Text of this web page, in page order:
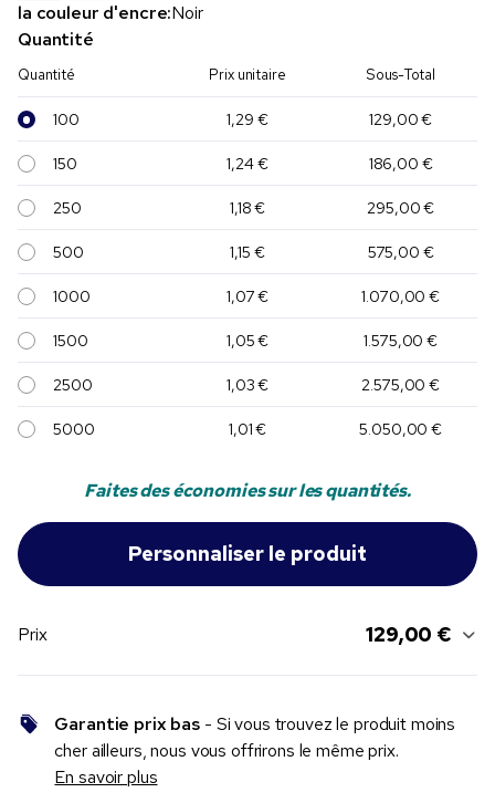
la couleur d'encre:Noir
Quantité
Quantité Prix unitaire Sous-Total
100 1,29 € 129,00 €
150 1,24 € 186,00 €
250 1,18 € 295,00 €
500 1,15 € 575,00 €
1000 1,07 € 1.070,00 €
1500 1,05 € 1.575,00 €
2500 1,03 € 2.575,00 €
5000 1,01 € 5.050,00 €
Faites des économies sur les quantités.
Prix 129,00 €
Garantie prix bas - Si vous trouvez le produit moins
cher ailleurs, nous vous offrirons le même prix.
En savoir plus